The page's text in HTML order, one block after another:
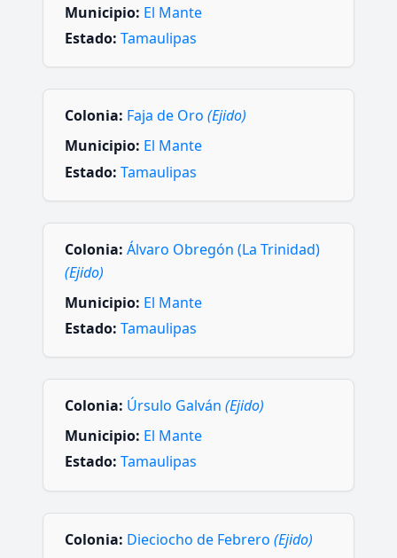
Municipio: El Mante
Estado: Tamaulipas
Colonia: Faja de Oro (Ejido)
Municipio: El Mante
Estado: Tamaulipas
Colonia: Álvaro Obregón (La Trinidad)
(Ejido)
Municipio: El Mante
Estado: Tamaulipas
Colonia: Úrsulo Galván (Ejido)
Municipio: El Mante
Estado: Tamaulipas
Colonia: Dieciocho de Febrero (Ejido)